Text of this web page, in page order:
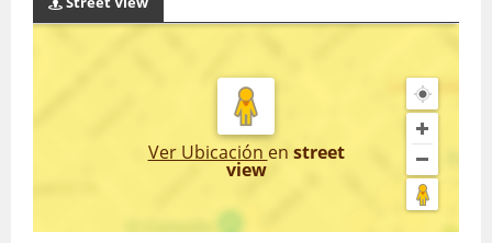
Ver Ubicación en street
view